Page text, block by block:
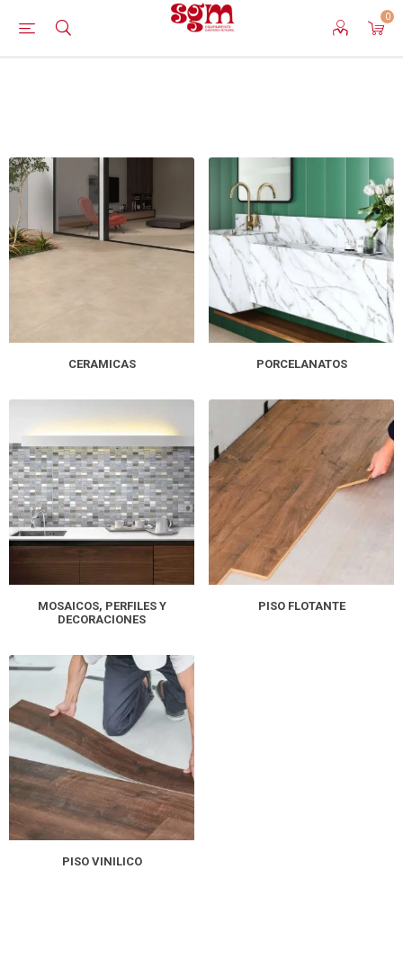
0
CERAMICAS PORCELANATOS
MOSAICOS, PERFILES Y
DECORACIONES
PISO FLOTANTE
PISO VINILICO